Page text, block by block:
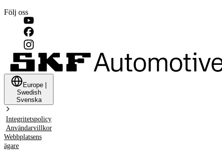
Följ oss
Europe
Swedish
Svenska
Integritetspolicy
Användarvillkor
Webbplatsens
ägare